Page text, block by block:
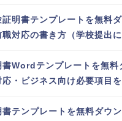
明書テンプレートを無料ダ
対応の書き方（学校提出に
書Wordテンプレートを無料
応・ビジネス向け必要項目
書テンプレートを無料ダウ